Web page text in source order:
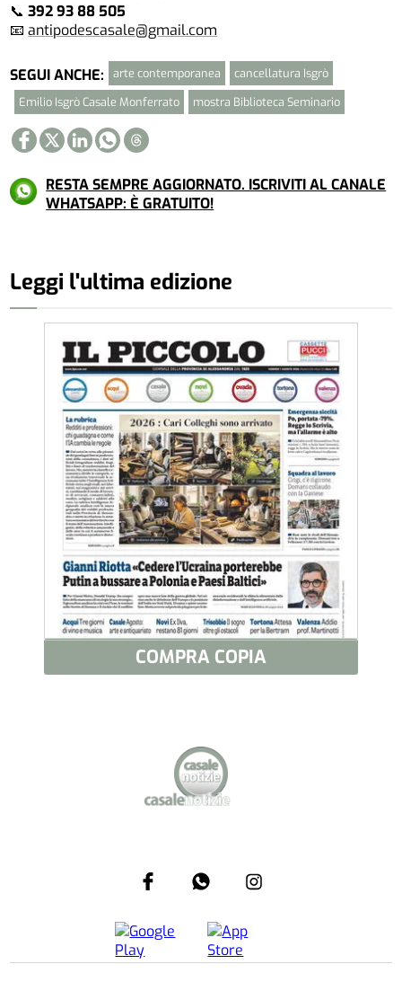
📞392 93 88 505
📧antipodescasale@gmail.com
SEGUI ANCHE: arte contemporanea
cancellatura Isgrò
Emilio Isgrò Casale Monferrato
mostra Biblioteca Seminario
RESTA SEMPRE AGGIORNATO. ISCRIVITI AL CANALE
WHATSAPP: È GRATUITO!
Leggi l'ultima edizione
COMPRA COPIA